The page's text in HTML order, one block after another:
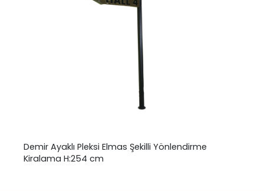
Demir Ayaklı Pleksi Elmas Şekilli Yönlendirme
Kiralama H:254 cm